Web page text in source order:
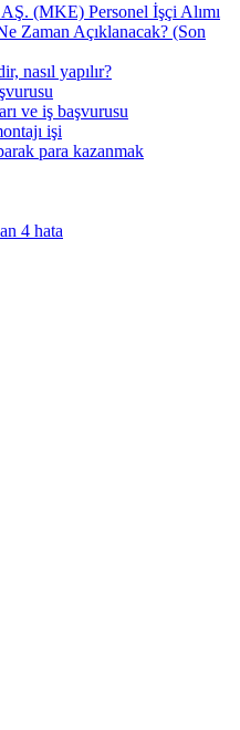
(MKE) Personel İşçi Alımı
Zaman Açıklanacak? (Son
nasıl yapılır?
ve iş başvurusu
işi
para kazanmak
4 hata